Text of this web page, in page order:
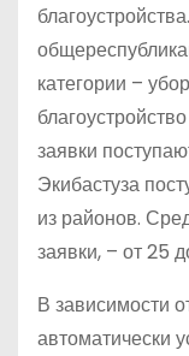
категории –
заявки
Экибастуза
из районов.
заявки, – от 25
В зависимости
автоматически